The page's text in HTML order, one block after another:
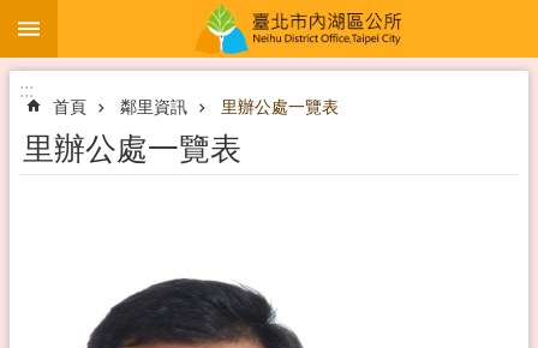
跳到主要內容區塊
:::
首頁 鄰里資訊 里辦公處一覽表
里辦公處一覽表